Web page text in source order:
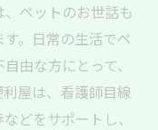
ペットのお世話も
。日常の生活でペ
由な方にとって、
屋は、看護師目線
どをサポートし、